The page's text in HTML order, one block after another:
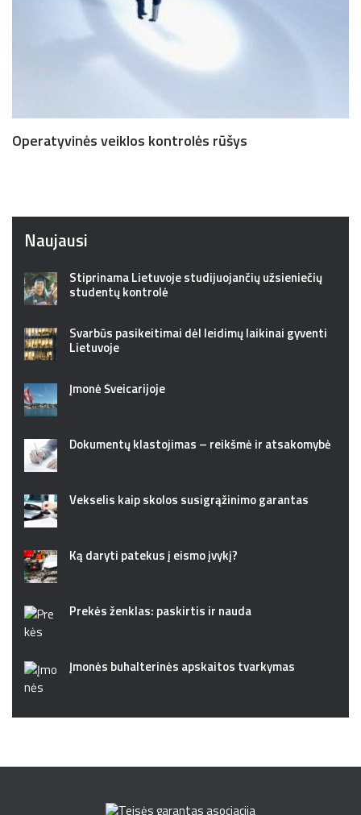
Operatyvinės veiklos kontrolės rūšys
Naujausi
Stiprinama Lietuvoje studijuojančių užsieniečių
studentų kontrolė
Svarbūs pasikeitimai dėl leidimų laikinai gyventi
Lietuvoje
Įmonė Šveicarijoje
Dokumentų klastojimas – reikšmė ir atsakomybė
Vekselis kaip skolos susigrąžinimo garantas
Ką daryti patekus į eismo įvykį?
Prekės ženklas: paskirtis ir nauda
Įmonės buhalterinės apskaitos tvarkymas